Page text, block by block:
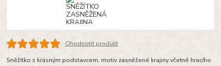
Ohodnotit produkt
Sněžítko s krásným podstavcem, motiv zasněžené krajiny včetně hracího